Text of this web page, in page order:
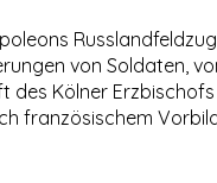
von Soldaten,
des Kölner
französischem